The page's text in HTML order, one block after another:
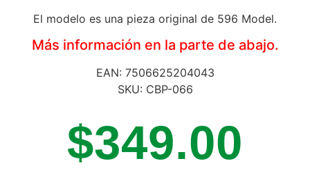
El modelo es una pieza original de 596 Model.
Más información en la parte de abajo.
EAN: 7506625204043
SKU: CBP-066
$349.00